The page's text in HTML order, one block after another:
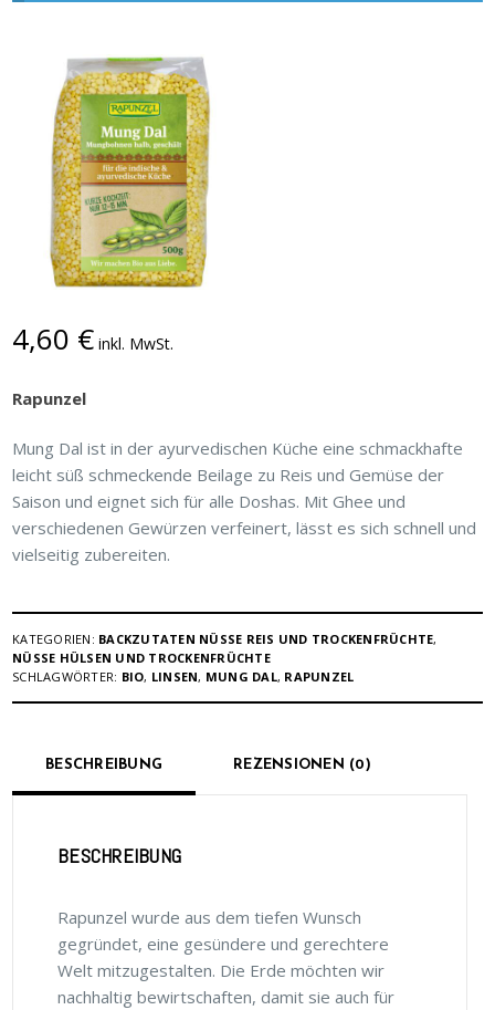
4,60 € inkl. MwSt.
Rapunzel
Mung Dal ist in der ayurvedischen Küche eine schmackhafte
leicht süß schmeckende Beilage zu Reis und Gemüse der
Saison und eignet sich für alle Doshas. Mit Ghee und
verschiedenen Gewürzen verfeinert, lässt es sich schnell und
vielseitig zubereiten.
KATEGORIEN: BACKZUTATEN NÜSSE REIS UND TROCKENFRÜCHTE,
NÜSSE HÜLSEN UND TROCKENFRÜCHTE
SCHLAGWÖRTER: BIO, LINSEN, MUNG DAL, RAPUNZEL
BESCHREIBUNG REZENSIONEN (0)
BESCHREIBUNG
Rapunzel wurde aus dem tiefen Wunsch
gegründet, eine gesündere und gerechtere
Welt mitzugestalten. Die Erde möchten wir
nachhaltig bewirtschaften, damit sie auch für